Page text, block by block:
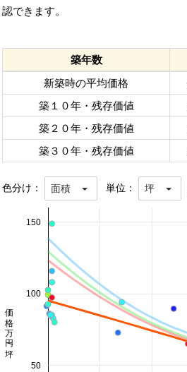
認できます。
築年数
新築時の平均価格
築１０年・残存価値
築２０年・残存価値
築３０年・残存価値
色分け： 面積 単位： 坪
50
100
150
価格 万円/坪